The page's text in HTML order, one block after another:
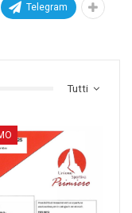
Telegram
Tutti